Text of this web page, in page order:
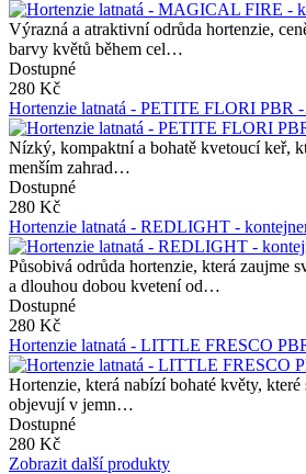
Výrazná a atraktivní odrůda hortenzie,
barvy květů během cel…
Dostupné
280 Kč
Hortenzie latnatá - PETITE FLORI PBR
Nízký, kompaktní a bohatě kvetoucí keř,
menším zahrad…
Dostupné
280 Kč
Hortenzie latnatá - REDLIGHT -
Působivá odrůda hortenzie, která zaujme
a dlouhou dobou kvetení od…
Dostupné
280 Kč
Hortenzie latnatá - LITTLE FRESCO
Hortenzie, která nabízí bohaté květy, které
objevují v jemn…
Dostupné
280 Kč
Zobrazit další produkty